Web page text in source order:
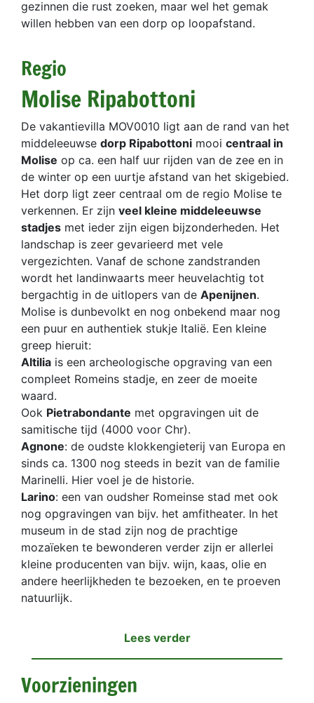
gezinnen die rust zoeken, maar wel het gemak
willen hebben van een dorp op loopafstand.
Regio
Molise Ripabottoni
De vakantievilla MOV0010 ligt aan de rand van het
middeleeuwse dorp Ripabottoni mooi centraal in
Molise op ca. een half uur rijden van de zee en in
de winter op een uurtje afstand van het skigebied.
Het dorp ligt zeer centraal om de regio Molise te
verkennen. Er zijn veel kleine middeleeuwse
stadjes met ieder zijn eigen bijzonderheden. Het
landschap is zeer gevarieerd met vele
vergezichten. Vanaf de schone zandstranden
wordt het landinwaarts meer heuvelachtig tot
bergachtig in de uitlopers van de Apenijnen.
Molise is dunbevolkt en nog onbekend maar nog
een puur en authentiek stukje Italië. Een kleine
greep hieruit:
Altilia is een archeologische opgraving van een
compleet Romeins stadje, en zeer de moeite
waard.
Ook Pietrabondante met opgravingen uit de
samitische tijd (4000 voor Chr).
Agnone: de oudste klokkengieterij van Europa en
sinds ca. 1300 nog steeds in bezit van de familie
Marinelli. Hier voel je de historie.
Larino: een van oudsher Romeinse stad met ook
nog opgravingen van bijv. het amfitheater. In het
museum in de stad zijn nog de prachtige
mozaïeken te bewonderen verder zijn er allerlei
kleine producenten van bijv. wijn, kaas, olie en
andere heerlijkheden te bezoeken, en te proeven
natuurlijk.
Lees verder
Voorzieningen